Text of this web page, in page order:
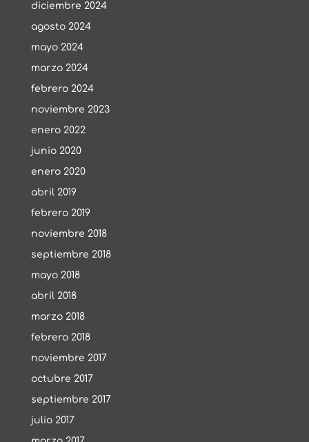
diciembre 2024
agosto 2024
mayo 2024
marzo 2024
febrero 2024
noviembre 2023
enero 2022
junio 2020
enero 2020
abril 2019
febrero 2019
noviembre 2018
septiembre 2018
mayo 2018
abril 2018
marzo 2018
febrero 2018
noviembre 2017
octubre 2017
septiembre 2017
julio 2017